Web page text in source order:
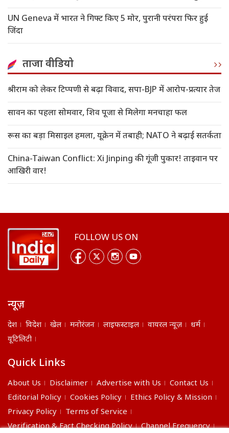
UN Geneva में भारत ने गिफ्ट किए 5 मोर, पुरानी परंपरा फिर हुई
जिंदा
ताजा वीडियो
श्रीराम को लेकर टिप्पणी से बढ़ा विवाद, सपा-BJP में आरोप-प्रत्यार तेज
सावन का पहला सोमवार, शिव पूजा से मिलेगा मनचाहा फल
रूस का बड़ा मिसाइल हमला, यूक्रेन में तबाही; NATO ने बढ़ाई सतर्कता
China-Taiwan Conflict: Xi Jinping की गूंजी पुकार! ताइवान पर
आखिरी वार!
FOLLOW US ON
न्यूज़
देश विदेश खेल मनोरंजन लाइफस्टाइल वायरल न्यूज़
धर्म
यूटिलिटी
Quick Links
About Us Disclaimer Advertise with Us
Contact Us
Editorial Policy
Cookies Policy
Ethics Policy & Mission
Privacy Policy
Terms of Service
Verification & Fact Checking Policy
Channel Frequency